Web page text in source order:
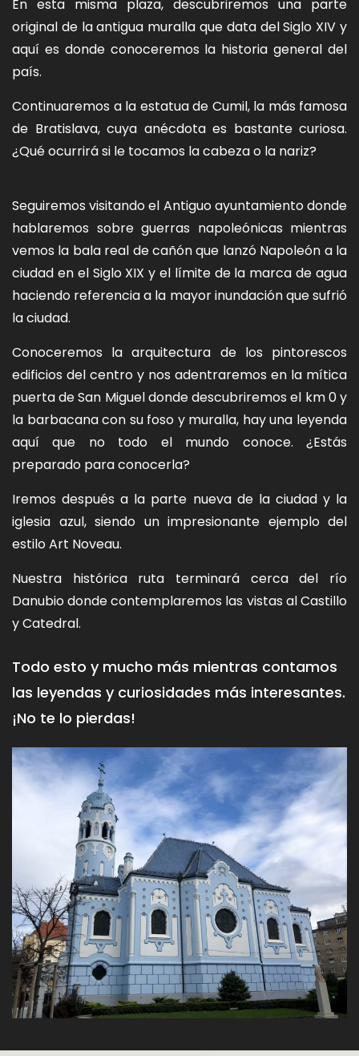
En esta misma plaza, descubriremos una parte
original de la antigua muralla que data del Siglo XIV y
aquí es donde conoceremos la historia general del
país.
Continuaremos a la estatua de Cumil, la más famosa
de Bratislava, cuya anécdota es bastante curiosa.
¿Qué ocurrirá si le tocamos la cabeza o la nariz?
Seguiremos visitando el Antiguo ayuntamiento donde
hablaremos sobre guerras napoleónicas mientras
vemos la bala real de cañón que lanzó Napoleón a la
ciudad en el Siglo XIX y el límite de la marca de agua
haciendo referencia a la mayor inundación que sufrió
la ciudad.
Conoceremos la arquitectura de los pintorescos
edificios del centro y nos adentraremos en la mítica
puerta de San Miguel donde descubriremos el km 0 y
la barbacana con su foso y muralla, hay una leyenda
aquí que no todo el mundo conoce. ¿Estás
preparado para conocerla?
Iremos después a la parte nueva de la ciudad y la
iglesia azul, siendo un impresionante ejemplo del
estilo Art Noveau.
Nuestra histórica ruta terminará cerca del río
Danubio donde contemplaremos las vistas al Castillo
y Catedral.
Todo esto y mucho más mientras contamos
las leyendas y curiosidades más interesantes.
¡No te lo pierdas!